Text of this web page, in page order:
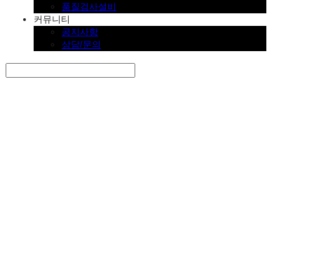
품질검사설비
커뮤니티
공지사항
상담/문의